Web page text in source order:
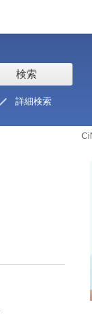
検索
詳細検索